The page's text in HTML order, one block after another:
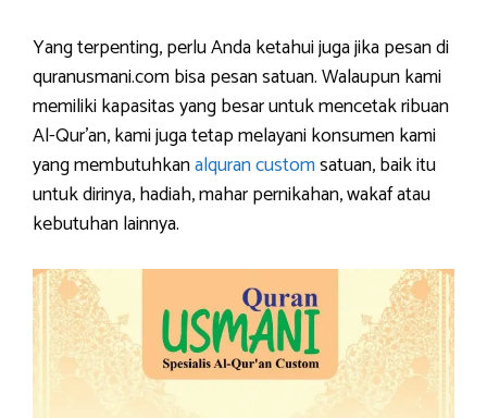
Yang terpenting, perlu Anda ketahui juga jika pesan di
quranusmani.com bisa pesan satuan. Walaupun kami
memiliki kapasitas yang besar untuk mencetak ribuan
Al-Qur’an, kami juga tetap melayani konsumen kami
yang membutuhkanalquran customsatuan, baik itu
untuk dirinya, hadiah, mahar pernikahan, wakaf atau
kebutuhan lainnya.